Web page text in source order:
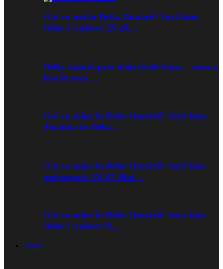
Hai cu noi în Delta Dunării! Tură foto
Delta Explorer 25-28…
Delta văzută prin obiectivele Sony – cum a
fost în tura…
Hai cu mine în Delta Dunării! Tură foto:
Toamna în Delta…
Hai cu mine în Delta Dunării! Tură foto
aniversară: 23-27 Mai…
Hai cu mine în Delta Dunării! Tura foto
Delta Explorer 8…
Drone